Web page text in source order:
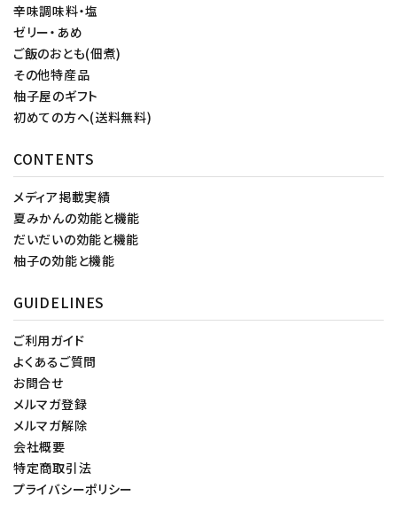
辛味調味料・塩
ゼリー・あめ
ご飯のおとも(佃煮)
その他特産品
柚子屋のギフト
初めての方へ(送料無料)
CONTENTS
メディア掲載実績
夏みかんの効能と機能
だいだいの効能と機能
柚子の効能と機能
GUIDELINES
ご利用ガイド
よくあるご質問
お問合せ
メルマガ登録
メルマガ解除
会社概要
特定商取引法
プライバシーポリシー